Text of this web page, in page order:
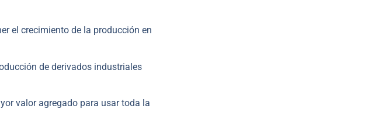
el crecimiento de la producción en
de derivados industriales
valor agregado para usar toda la